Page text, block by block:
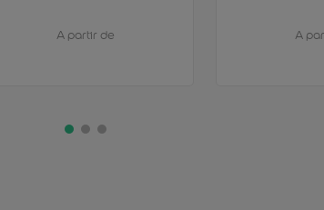
A partir de A